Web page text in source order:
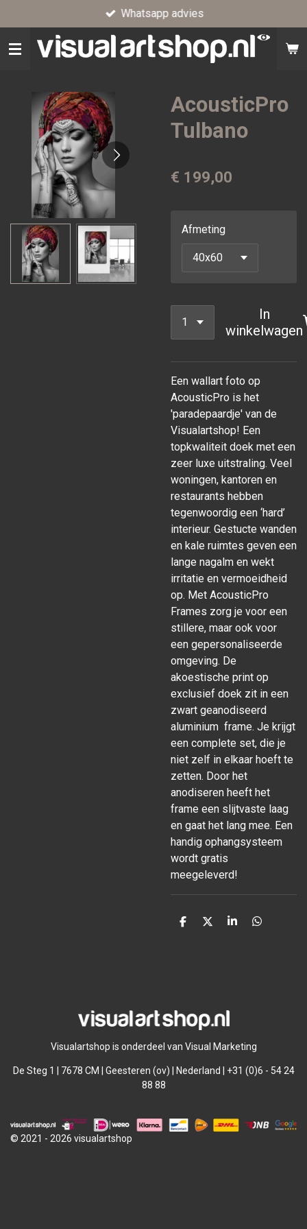
direct
naar
Whatsapp advies
AcousticPro
Tulbano
€ 199,00
Afmeting
In
winkelwagen
Een wallart foto op
AcousticPro is het
'paradepaardje' van de
Visualartshop! Een
topkwaliteit doek met een
zeer luxe uitstraling. Veel
woningen, kantoren en
restaurants hebben
tegenwoordig een ‘hard’
interieur. Gestucte wanden
en kale ruimtes geven een
lange nagalm en wekt
irritatie en vermoeidheid
op. Met AcousticPro
Frames zorg je voor een
stillere, maar ook voor
een gepersonaliseerde
omgeving. De
akoestische print op
exclusief doek zit in een
zwart geanodiseerd
aluminium frame. Je krijgt
een complete set, die je
niet zelf in elkaar hoeft te
zetten. Door het
anodiseren heeft het
frame een slijtvaste laag
en gaat het lang mee. Een
handig ophangsysteem
wordt gratis
meegeleverd!
D
D
S
D
Visualartshop is onderdeel van Visual Marketing
De Steg 1 | 7678 CM | Geesteren (ov) | Nederland | +31 (0)6 - 54 24
88 88
© 2021 - 2026 visualartshop